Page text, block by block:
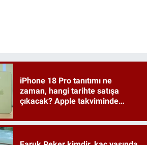
iPhone 18 Pro tanıtımı ne
zaman, hangi tarihte satışa
çıkacak? Apple takviminde